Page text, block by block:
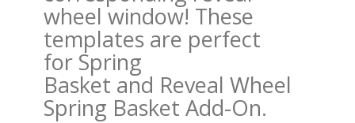
wheel window! These
templates are perfect
for Spring
Basket and Reveal Wheel
Spring Basket Add-On.